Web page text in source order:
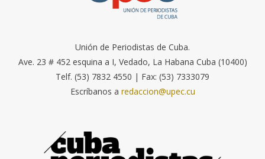
Unión de Periodistas de Cuba.
Ave. 23 # 452 esquina a I, Vedado, La Habana Cuba (10400)
Telf. (53) 7832 4550 | Fax: (53) 7333079
Escríbanos a redaccion@upec.cu